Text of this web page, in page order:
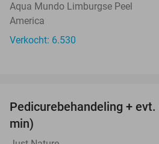
Aqua Mundo Limburgse Peel
America
Verkocht: 6.530
Pedicurebehandeling +
min)